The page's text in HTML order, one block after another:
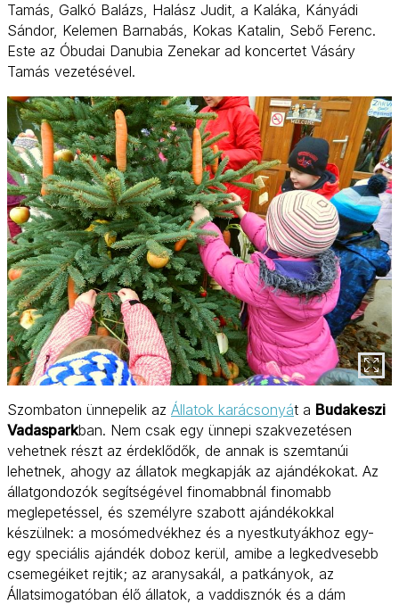
Tamás, Galkó Balázs, Halász Judit, a Kaláka, Kányádi
Sándor, Kelemen Barnabás, Kokas Katalin, Sebő Ferenc.
Este az Óbudai Danubia Zenekar ad koncertet Vásáry
Tamás vezetésével.
Szombaton ünnepelik az Állatok karácsonyát a Budakeszi
Vadasparkban. Nem csak egy ünnepi szakvezetésen
vehetnek részt az érdeklődők, de annak is szemtanúi
lehetnek, ahogy az állatok megkapják az ajándékokat. Az
állatgondozók segítségével finomabbnál finomabb
meglepetéssel, és személyre szabott ajándékokkal
készülnek: a mosómedvékhez és a nyestkutyákhoz egy-
egy speciális ajándék doboz kerül, amibe a legkedvesebb
csemegéiket rejtik; az aranysakál, a patkányok, az
Állatsimogatóban élő állatok, a vaddisznók és a dám